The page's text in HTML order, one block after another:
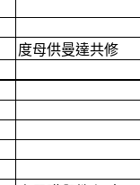
度母供曼達共修